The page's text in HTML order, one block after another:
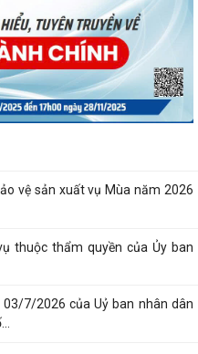
tiến độ giải phóng mặt bằng các
tháng cuối năm của thường trực
vệ sản xuất vụ Mùa năm 2026
thuộc thẩm quyền của Ủy ban
7/2026 của Uỷ ban nhân dân